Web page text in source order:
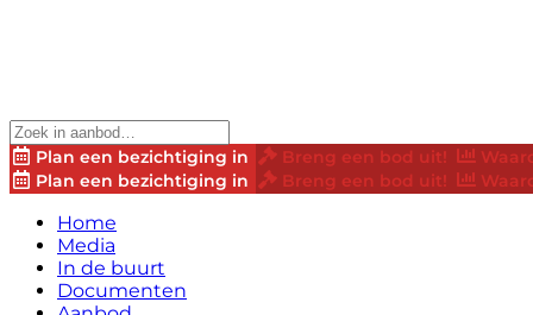
Plan een bezichtiging in Breng een bod uit!
Plan een bezichtiging in
Breng een bod uit!
Home
Media
In de buurt
Documenten